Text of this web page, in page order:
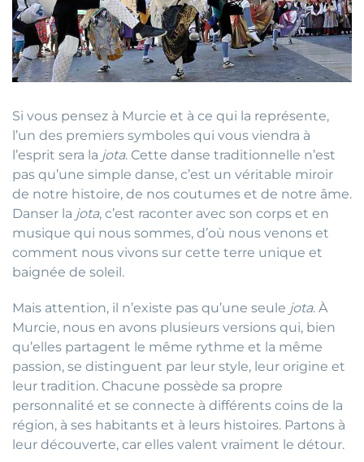
Si vous pensez à Murcie et à ce qui la représente,
l’un des premiers symboles qui vous viendra à
l’esprit sera la jota. Cette danse traditionnelle n’est
pas qu’une simple danse, c’est un véritable miroir
de notre histoire, de nos coutumes et de notre âme.
Danser la jota, c’est raconter avec son corps et en
musique qui nous sommes, d’où nous venons et
comment nous vivons sur cette terre unique et
baignée de soleil.
Mais attention, il n’existe pas qu’une seule jota. À
Murcie, nous en avons plusieurs versions qui, bien
qu’elles partagent le même rythme et la même
passion, se distinguent par leur style, leur origine et
leur tradition. Chacune possède sa propre
personnalité et se connecte à différents coins de la
région, à ses habitants et à leurs histoires. Partons à
leur découverte, car elles valent vraiment le détour.